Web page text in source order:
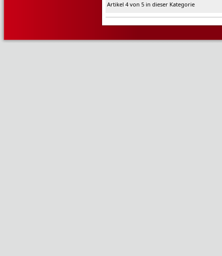
Artikel 4 von 5 in dieser Kategorie